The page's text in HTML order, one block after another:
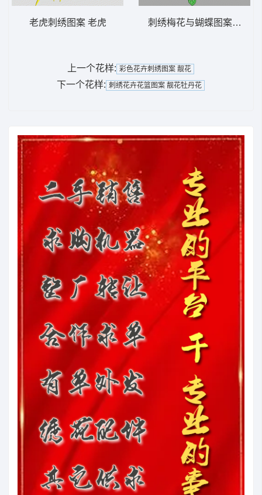
老虎刺绣图案 老虎 刺绣梅花与蝴蝶图案 靓花
上一个花样: 彩色花卉刺绣图案 靓花
下一个花样: 刺绣花卉花篮图案 靓花牡丹花